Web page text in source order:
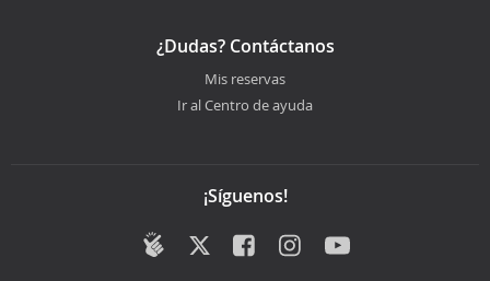
¿Dudas? Contáctanos
Mis reservas
Ir al Centro de ayuda
¡Síguenos!